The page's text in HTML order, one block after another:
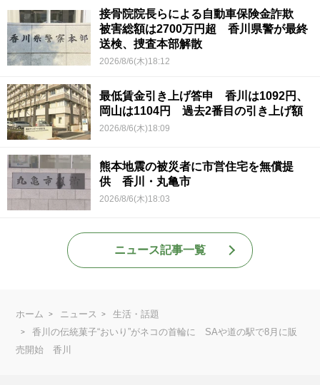
接骨院院長らによる自動車保険金詐欺
被害総額は2700万円超 香川県警が最終
送検、捜査本部解散
2026/8/6(木)18:12
最低賃金引き上げ答申 香川は1092円、
岡山は1104円 過去2番目の引き上げ額
2026/8/6(木)18:09
熊本地震の被災者に市営住宅を無償提
供 香川・丸亀市
2026/8/6(木)18:03
ニュース記事一覧
ホーム ニュース
生活・話題
香川の伝統菓子“おいり”がネコの首輪に SAや道の駅で8月に販
売開始 香川